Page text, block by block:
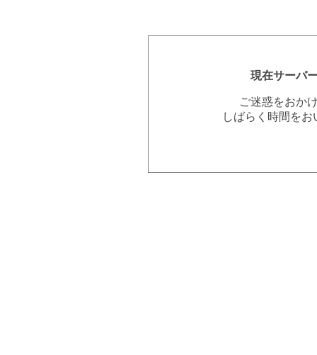
現在サーバ
ご迷惑をおか
しばらく時間を